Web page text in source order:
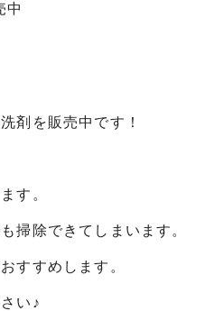
中
剤を販売中です！
す。
掃除できてしまいます。
すすめします。
い♪